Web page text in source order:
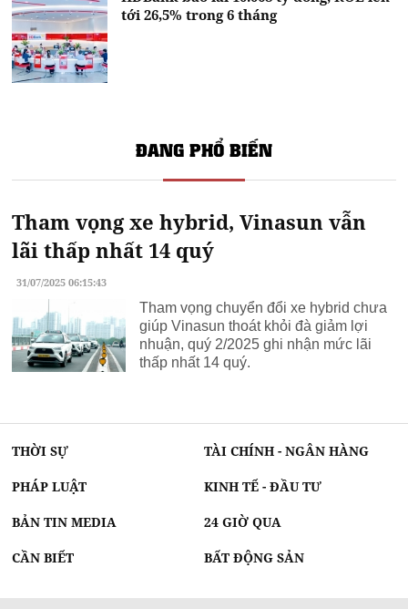
tới 26,5% trong 6 tháng
ĐANG PHỔ BIẾN
Tham vọng xe hybrid, Vinasun vẫn
lãi thấp nhất 14 quý
31/07/2025 06:15:43
Tham vọng chuyển đổi xe hybrid chưa
giúp Vinasun thoát khỏi đà giảm lợi
nhuận, quý 2/2025 ghi nhận mức lãi
thấp nhất 14 quý.
THỜI SỰ TÀI CHÍNH - NGÂN HÀNG
PHÁP LUẬT KINH TẾ - ĐẦU TƯ
BẢN TIN MEDIA 24 GIỜ QUA
CẦN BIẾT BẤT ĐỘNG SẢN